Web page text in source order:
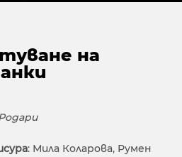
на
: Мила Коларова, Румен